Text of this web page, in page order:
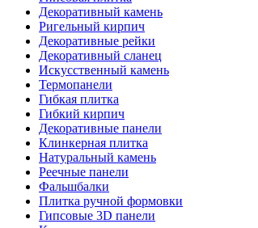
Декоративный камень
Ригельный кирпич
Декоративные рейки
Декоративный сланец
Искусственный камень
Термопанели
Гибкая плитка
Гибкий кирпич
Декоративные панели
Клинкерная плитка
Натуральный камень
Реечные панели
Фальшбалки
Плитка ручной формовки
Гипсовые 3D панели